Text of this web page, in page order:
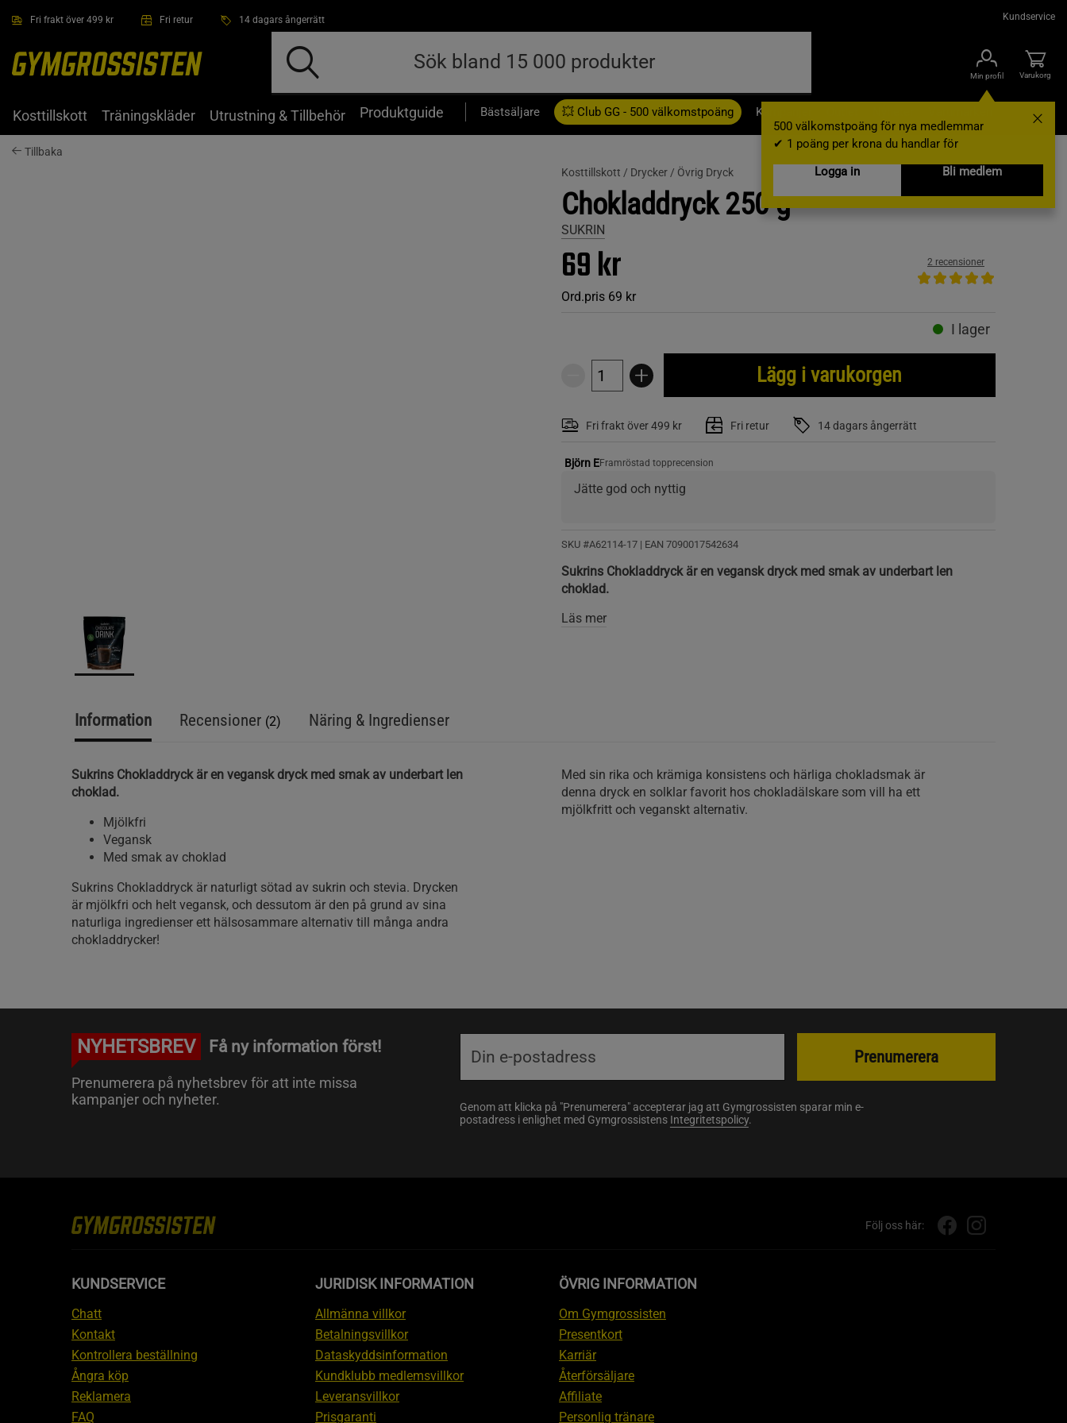
Fri frakt över 499 kr Fri retur 14 dagars ångerrätt Kundservice
Min profil
500 välkomstpoäng för nya medlemmar
✔ 1 poäng per krona du handlar för
Logga in
Bli medlem
Varukorg
Kosttillskott Träningskläder Utrustning & Tillbehör Produktguide Bästsäljare 💥 Club GG - 500 välkomstpoäng Kampanjer
Tillbaka
Kosttillskott / Drycker / Övrig Dryck
Chokladdryck 250 g
SUKRIN
69 kr
Ord.pris 69 kr
2 recensioner
I lager
Lägg i varukorgen
Fri frakt över 499 kr Fri retur 14 dagars ångerrätt
Björn EFramröstad topprecension
Jätte god och nyttig
SKU #A62114-17 | EAN 7090017542634
Sukrins Chokladdryck är en vegansk dryck med smak av underbart len
choklad.
Läs mer
Information Recensioner (2) Näring & Ingredienser
Sukrins Chokladdryck är en vegansk dryck med smak av underbart len
choklad.
Mjölkfri
Vegansk
Med smak av choklad
Sukrins Chokladdryck är naturligt sötad av sukrin och stevia. Drycken
är mjölkfri och helt vegansk, och dessutom är den på grund av sina
naturliga ingredienser ett hälsosammare alternativ till många andra
chokladdrycker!
Med sin rika och krämiga konsistens och härliga chokladsmak är
denna dryck en solklar favorit hos chokladälskare som vill ha ett
mjölkfritt och veganskt alternativ.
NYHETSBREV Få ny information först!
Prenumerera på nyhetsbrev för att inte missa
kampanjer och nyheter.
Genom att klicka på "Prenumerera" accepterar jag att Gymgrossisten sparar min e-
postadress i enlighet med Gymgrossistens Integritetspolicy.
Prenumerera
Följ oss här:
KUNDSERVICE
Chatt
Kontakt
Kontrollera beställning
Ångra köp
Reklamera
FAQ
JURIDISK INFORMATION
Allmänna villkor
Betalningsvillkor
Dataskyddsinformation
Kundklubb medlemsvillkor
Leveransvillkor
Prisgaranti
ÖVRIG INFORMATION
Om Gymgrossisten
Presentkort
Karriär
Återförsäljare
Affiliate
Personlig tränare